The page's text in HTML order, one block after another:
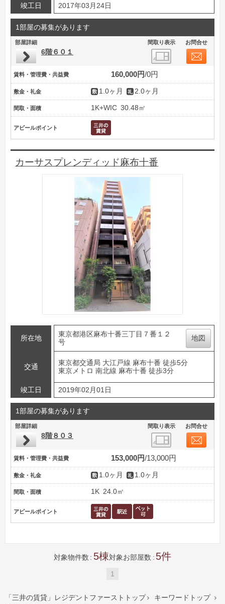
竣工日 2017年03月24日
1部屋の募集があります
部屋詳細 間取り表示 お問合せ
6階６０１
賃料・管理費・共益費 160,000円 0円
敷金・礼金 1.0ヶ月 2.0ヶ月
間取・面積 1K+WIC 30.48㎡
アピールポイント
カーサスプレンディッド麻布十番
所在地
東京都港区麻布十番三丁目７番１２
号
地図
交通
東京都交通局 大江戸線 麻布十番 徒歩5分
東京メトロ 南北線 麻布十番 徒歩3分
竣工日 2019年02月01日
1部屋の募集があります
部屋詳細 間取り表示 お問合せ
8階８０３
賃料・管理費・共益費 153,000円 13,000円
敷金・礼金 1.0ヶ月 1.0ヶ月
間取・面積 1K 24.0㎡
アピールポイント
対象物件数 5 対象お部屋数 5
1
「三井の賃貸」レジデントファーストトップ  キーワードトップ 